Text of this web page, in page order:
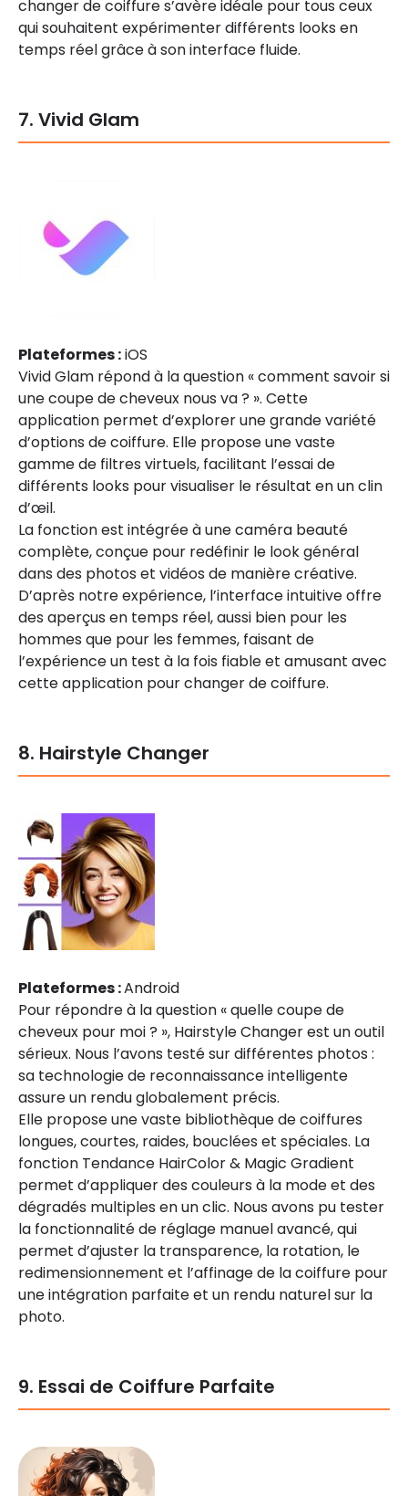
changer de coiffure s’avère idéale pour tous ceux
qui souhaitent expérimenter différents looks en
temps réel grâce à son interface fluide.
7. Vivid Glam
Plateformes :iOS
Vivid Glam répond à la question « comment savoir si
une coupe de cheveux nous va ? ». Cette
application permet d’explorer une grande variété
d’options de coiffure. Elle propose une vaste
gamme de filtres virtuels, facilitant l’essai de
différents looks pour visualiser le résultat en un clin
d’œil.
La fonction est intégrée à une caméra beauté
complète, conçue pour redéfinir le look général
dans des photos et vidéos de manière créative.
D’après notre expérience, l’interface intuitive offre
des aperçus en temps réel, aussi bien pour les
hommes que pour les femmes, faisant de
l’expérience un test à la fois fiable et amusant avec
cette application pour changer de coiffure.
8. Hairstyle Changer
Plateformes :Android
Pour répondre à la question « quelle coupe de
cheveux pour moi ? », Hairstyle Changer est un outil
sérieux. Nous l’avons testé sur différentes photos :
sa technologie de reconnaissance intelligente
assure un rendu globalement précis.
Elle propose une vaste bibliothèque de coiffures
longues, courtes, raides, bouclées et spéciales. La
fonction Tendance HairColor & Magic Gradient
permet d’appliquer des couleurs à la mode et des
dégradés multiples en un clic. Nous avons pu tester
la fonctionnalité de réglage manuel avancé, qui
permet d’ajuster la transparence, la rotation, le
redimensionnement et l’affinage de la coiffure pour
une intégration parfaite et un rendu naturel sur la
photo.
9. Essai de Coiffure Parfaite